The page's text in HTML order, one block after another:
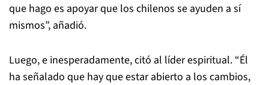
que hago es apoyar que los chilenos se ayuden a sí
mismos”, añadió.
Luego, e inesperadamente, citó al líder espiritual. “Él
ha señalado que hay que estar abierto a los cambios,